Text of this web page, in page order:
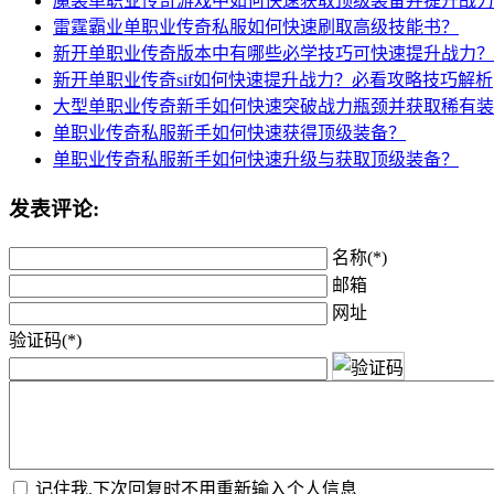
雷霆霸业单职业传奇私服如何快速刷取高级技能书？
新开单职业传奇版本中有哪些必学技巧可快速提升战力？
新开单职业传奇sif如何快速提升战力？必看攻略技巧解析
大型单职业传奇新手如何快速突破战力瓶颈并获取稀有
单职业传奇私服新手如何快速获得顶级装备？
单职业传奇私服新手如何快速升级与获取顶级装备？
发表评论:
名称(*)
邮箱
网址
验证码(*)
记住我,下次回复时不用重新输入个人信息